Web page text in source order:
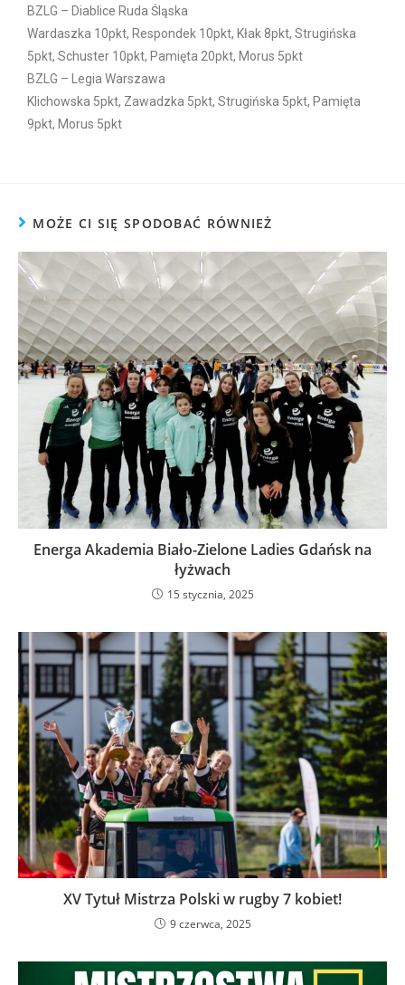
BZLG – Diablice Ruda Śląska
Wardaszka 10pkt, Respondek 10pkt, Kłak 8pkt, Strugińska
5pkt, Schuster 10pkt, Pamięta 20pkt, Morus 5pkt
BZLG – Legia Warszawa
Klichowska 5pkt, Zawadzka 5pkt, Strugińska 5pkt, Pamięta
9pkt, Morus 5pkt
MOŻE CI SIĘ SPODOBAĆ RÓWNIEŻ
Energa Akademia Biało-Zielone Ladies Gdańsk na
łyżwach
15 stycznia, 2025
XV Tytuł Mistrza Polski w rugby 7 kobiet!
9 czerwca, 2025